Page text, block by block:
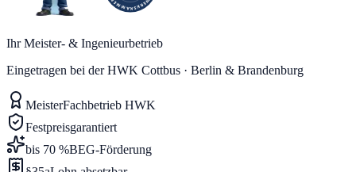
Ihr Meister- & Ingenieurbetrieb
Eingetragen bei der HWK Cottbus · Berlin & Brandenburg
MeisterFachbetrieb HWK
Festpreisgarantiert
bis 70 %BEG-Förderung